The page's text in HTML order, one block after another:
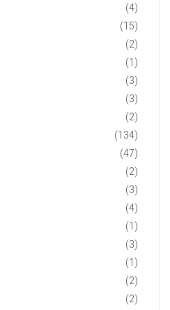
(4)
(15)
(2)
(1)
(3)
(3)
(2)
(134)
(47)
(2)
(3)
(4)
(1)
(3)
(1)
(2)
(2)